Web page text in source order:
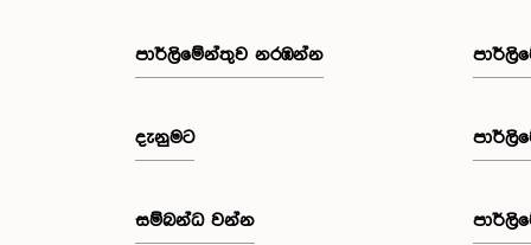
පාර්ලි‌මේන්තුව නරඹන්න
දැනුමට
සම්බන්ධ වන්න